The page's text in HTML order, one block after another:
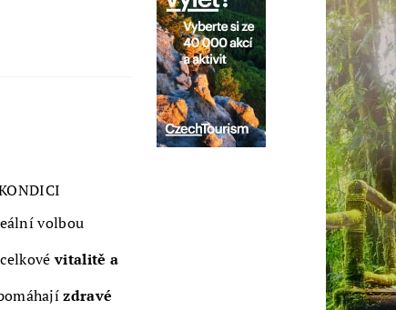
volbou
vitalitě a
zdravé